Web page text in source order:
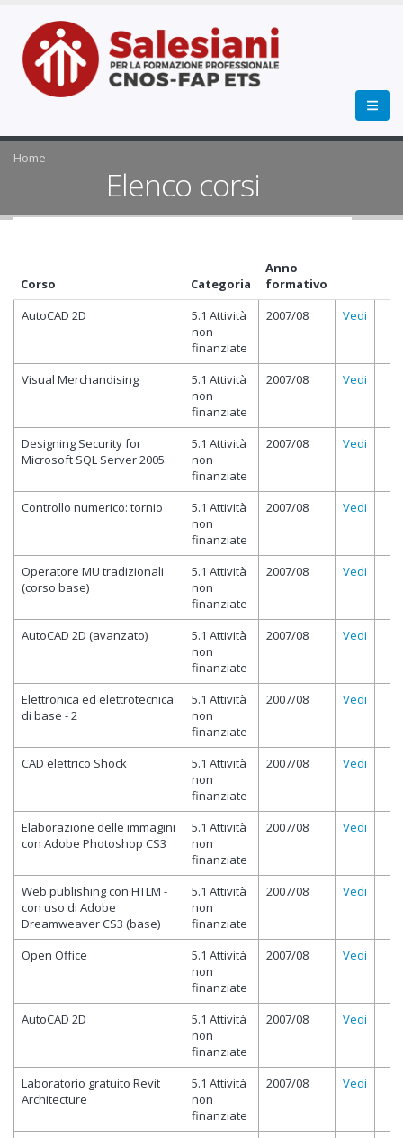
Home
Elenco corsi
Corso Categoria
Anno
formativo
AutoCAD 2D
5.1 Attività
non
finanziate
2007/08 Vedi
Visual Merchandising
5.1 Attività
non
finanziate
2007/08 Vedi
Designing Security for
Microsoft SQL Server 2005
5.1 Attività
non
finanziate
2007/08 Vedi
Controllo numerico: tornio
5.1 Attività
non
finanziate
2007/08 Vedi
Operatore MU tradizionali
(corso base)
5.1 Attività
non
finanziate
2007/08 Vedi
AutoCAD 2D (avanzato)
5.1 Attività
non
finanziate
2007/08 Vedi
Elettronica ed elettrotecnica
di base - 2
5.1 Attività
non
finanziate
2007/08 Vedi
CAD elettrico Shock
5.1 Attività
non
finanziate
2007/08 Vedi
Elaborazione delle immagini
con Adobe Photoshop CS3
5.1 Attività
non
finanziate
2007/08 Vedi
Web publishing con HTLM -
con uso di Adobe
Dreamweaver CS3 (base)
5.1 Attività
non
finanziate
2007/08 Vedi
Open Office
5.1 Attività
non
finanziate
2007/08 Vedi
AutoCAD 2D
5.1 Attività
non
finanziate
2007/08 Vedi
Laboratorio gratuito Revit
Architecture
5.1 Attività
non
finanziate
2007/08 Vedi